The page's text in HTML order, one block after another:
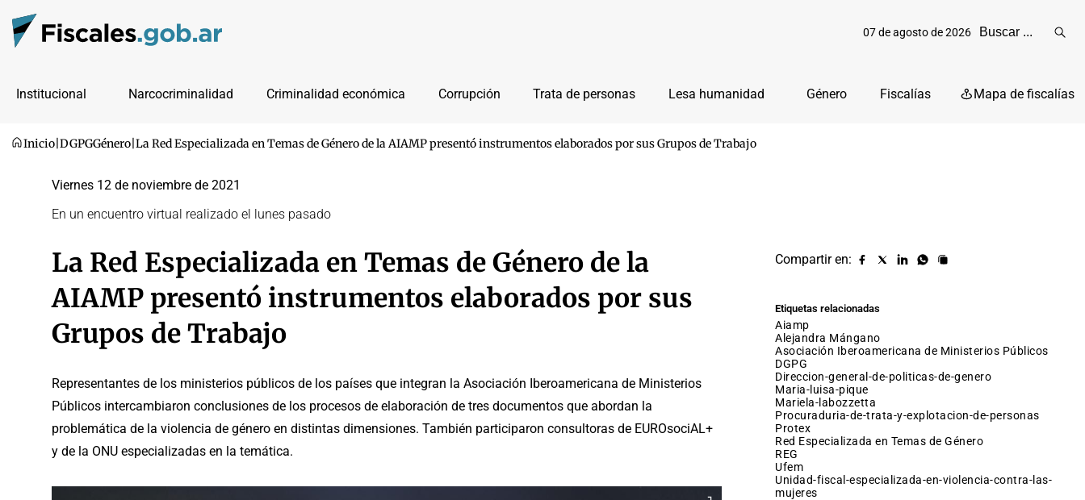
07 de agosto de 2026
Institucional Narcocriminalidad Criminalidad económica Corrupción Trata de personas Lesa humanidad Género Fiscalías Mapa de fiscalías
Inicio DGPGGénero La Red Especializada en Temas de Género de la AIAMP presentó instrumentos elaborados por sus Grupos de Trabajo
Viernes 12 de noviembre de 2021
En un encuentro virtual realizado el lunes pasado
La Red Especializada en Temas de Género de la
AIAMP presentó instrumentos elaborados por sus
Grupos de Trabajo
Representantes de los ministerios públicos de los países que integran la Asociación Iberoamericana de Ministerios
Públicos intercambiaron conclusiones de los procesos de elaboración de tres documentos que abordan la
problemática de la violencia de género en distintas dimensiones. También participaron consultoras de EUROsociAL+
y de la ONU especializadas en la temática.
Compartir en:
Compartir
Compartir
Compartir
Compartir
Copiar
Etiquetas relacionadas
aiamp
Alejandra Mángano
Asociación Iberoamericana de Ministerios Públicos
DGPG
direccion-general-de-politicas-de-genero
maria-luisa-pique
mariela-labozzetta
procuraduria-de-trata-y-explotacion-de-personas
protex
Red Especializada en Temas de Género
REG
ufem
unidad-fiscal-especializada-en-violencia-contra-las-
mujeres